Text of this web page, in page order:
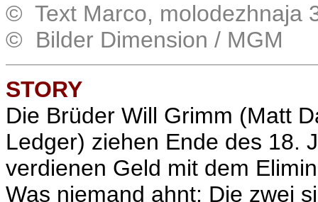
© Text Marco, molodezhnaja
© Bilder Dimension / MGM
STORY
Die Brüder Will Grimm (Matt
Ledger) ziehen Ende des 18.
verdienen Geld mit dem
Was niemand ahnt: Die zwei